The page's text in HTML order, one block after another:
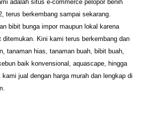
adalah situs e-commerce pelopor benih
terus berkembang sampai sekarang.
bibit bunga impor maupun lokal karena
Kini kami terus berkembang dan
tanaman hias, tanaman buah, bibit buah,
baik konvensional, aquascape, hingga
kami jual dengan harga murah dan lengkap di